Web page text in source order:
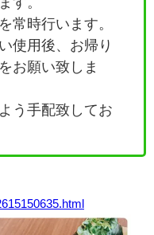
常時行います。
使用後、お帰り
お願い致しま
う手配致してお